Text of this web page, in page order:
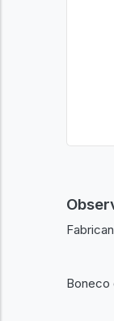
Boneco